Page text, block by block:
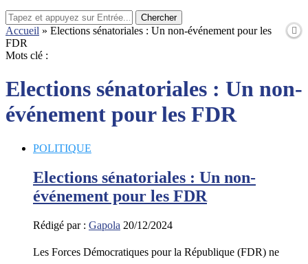
Chercher
Accueil » Elections sénatoriales : Un non-événement pour les
FDR
Mots clé :
Elections sénatoriales : Un non-
événement pour les FDR
POLITIQUE
Elections sénatoriales : Un non-
événement pour les FDR
Rédigé par : Gapola 20/12/2024
Les Forces Démocratiques pour la République (FDR) ne